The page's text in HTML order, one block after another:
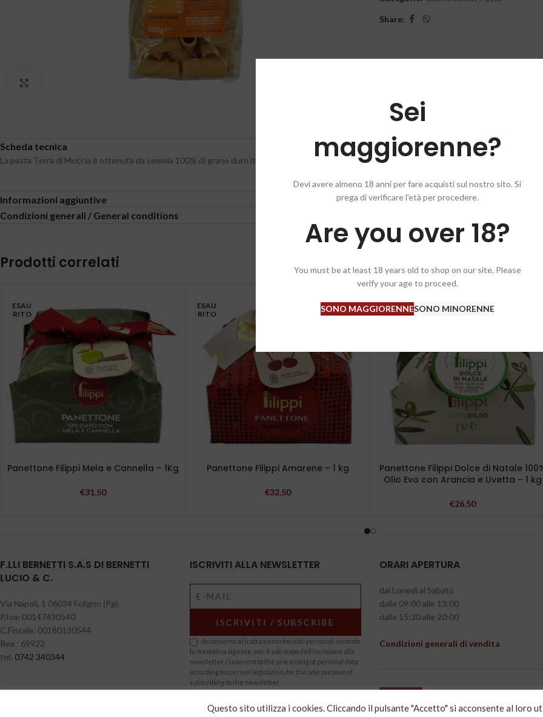
Sei
maggiorenne?
Devi avere almeno 18 anni per fare acquisti sul nostro sito. Si
prega di verificare l'età per procedere.
Are you over 18?
You must be at least 18 years old to shop on our site. Please
verify your age to proceed.
SONO MAGGIORENNESONO MINORENNE
Share:
Scheda tecnica
La pasta Terra di Muccia è ottenuta da semola 100% di grano duro italiano coltivato nelle Marche. Trafilata a bronzo ed essiccata a bassa
Informazioni aggiuntive
Condizioni generali / General conditions
Prodotti correlati
ESAU
RITO
Panettone Filippi Mela e Cannella – 1Kg
€31,50
ESAU
RITO
Panettone Filippi Amarene – 1 kg
€32,50
ESAU
RITO
Panettone Filippi Dolce di Natale
Olio Evo con Arancia e Uvetta – 1 kg
€26,50
F.LLI BERNETTI S.A.S DI BERNETTI
LUCIO & C.
Via Napoli, 1 06034 Foligno (Pg)
P.Iva: 00147430540
C.Fiscale: 00180130544
Rea : 69922
tel: 0742 340344
ISCRIVITI ALLA NEWSLETTER
Acconsento al trattamento dei dati personali secondo
la normativa vigente, per il solo scopo dell'iscrizione alla
newsletter / I consent to the processing of personal data
according to current legislation, for the sole purpose of
subscribing to the newsletter
ORARI APERTURA
dal Lunedì al Sabato
dalle 09:00 alle 13:00
dalle 15:30 alle 20:00
Condizioni generali di vendita
Questo sito utilizza i cookies. Cliccando il pulsante "Accetto" si acconsente al loro